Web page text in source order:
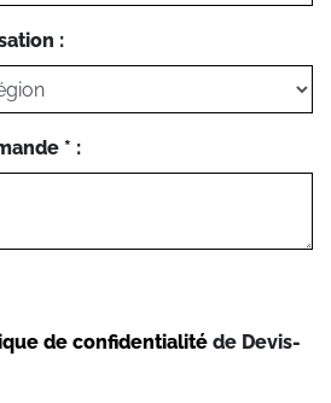
:
* :
de confidentialité de Devis-